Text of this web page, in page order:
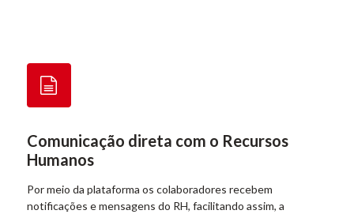
Comunicação direta com o Recursos
Humanos
Por meio da plataforma os colaboradores recebem
notificações e mensagens do RH, facilitando assim, a